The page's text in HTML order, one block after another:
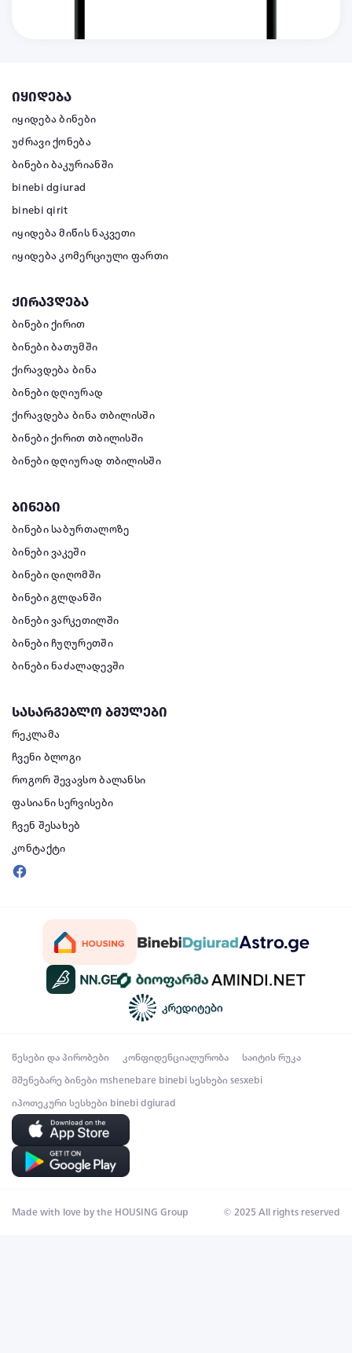
იყიდება
იყიდება ბინები
უძრავი ქონება
ბინები ბაკურიანში
binebi dgiurad
binebi qirit
იყიდება მიწის ნაკვეთი
იყიდება კომერციული ფართი
ქირავდება
ბინები ქირით
ბინები ბათუმში
ქირავდება ბინა
ბინები დღიურად
ქირავდება ბინა თბილისში
ბინები ქირით თბილისში
ბინები დღიურად თბილისში
ბინები
ბინები საბურთალოზე
ბინები ვაკეში
ბინები დიღომში
ბინები გლდანში
ბინები ვარკეთილში
ბინები ჩუღურეთში
ბინები ნაძალადევში
სასარგებლო ბმულები
რეკლამა
ჩვენი ბლოგი
როგორ შევავსო ბალანსი
ფასიანი სერვისები
ჩვენ შესახებ
კონტაქტი
წესები და პირობები კონფიდენციალურობა საიტის რუკა
მშენებარე ბინები mshenebare binebi სესხები sesxebi
იპოთეკური სესხები binebi dgiurad
Made with love by the HOUSING Group © 2025 All rights reserved